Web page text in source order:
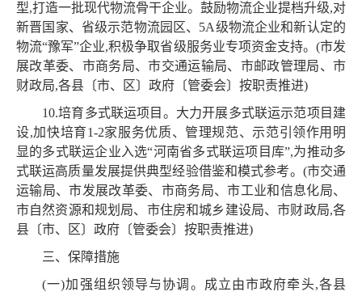
型,打造一批现代物流骨干企业。鼓励物流企业提档升级,对
新晋国家、省级示范物流园区、5A级物流企业和新认定的
物流“豫军”企业,积极争取省级服务业专项资金支持。(市发
展改革委、市商务局、市交通运输局、市邮政管理局、市
财政局,各县〔市、区〕政府〔管委会〕按职责推进)
10.培育多式联运项目。大力开展多式联运示范项目建
设,加快培育1-2家服务优质、管理规范、示范引领作用明
显的多式联运企业入选“河南省多式联运项目库”,为推动多
式联运高质量发展提供典型经验借鉴和模式参考。(市交通
运输局、市发展改革委、市商务局、市工业和信息化局、
市自然资源和规划局、市住房和城乡建设局、市财政局,各
县〔市、区〕政府〔管委会〕按职责推进)
三、保障措施
(一)加强组织领导与协调。成立由市政府牵头,各县